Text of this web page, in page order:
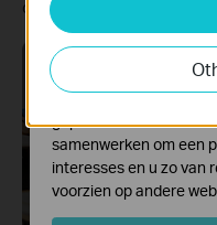
online zijn.
KidShield App
activiteiten op onze
functionaliteit van de
verbeteren.
Marketing cookies
geplaatst door externe
samenwerken om een
interesses en u zo van
voorzien op andere